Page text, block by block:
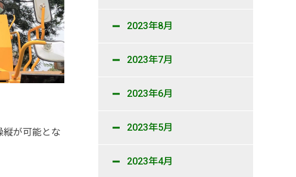
縦が可能とな
2023年8月
2023年7月
2023年6月
2023年5月
2023年4月